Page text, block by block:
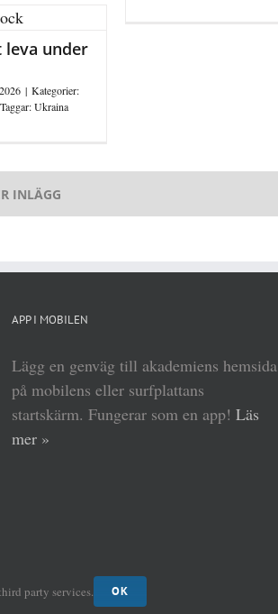
leva under
| Kategorier:
Taggar:Ukraina
INLÄGG
APP I MOBILEN
Lägg en genväg till akademiens hemsida
på mobilens eller surfplattans
startskärm. Fungerar som en app! Läs
mer »
2026 | Form:MABRAB|Admin login
party services. OK